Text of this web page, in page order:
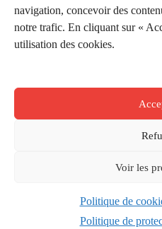
navigation, concevoir des
notre trafic. En cliquant sur «
utilisation des cookies.
Voir les
Politique de
Politique de
Application